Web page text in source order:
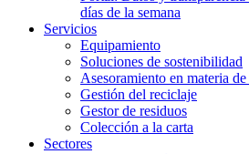
días de la semana
Servicios
Equipamiento
Soluciones de sostenibilidad
Asesoramiento en materia
Gestión del reciclaje
Gestor de residuos
Colección a la carta
Sectores